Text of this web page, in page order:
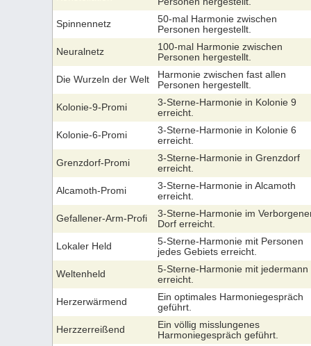
Spinnennetz
50-mal Harmonie zwischen
Personen hergestellt.
Neuralnetz
100-mal Harmonie zwischen
Personen hergestellt.
Die Wurzeln der Welt
Harmonie zwischen fast allen
Personen hergestellt.
Kolonie-9-Promi
3-Sterne-Harmonie in Kolonie 9
erreicht.
Kolonie-6-Promi
3-Sterne-Harmonie in Kolonie 6
erreicht.
Grenzdorf-Promi
3-Sterne-Harmonie in Grenzdorf
erreicht.
Alcamoth-Promi
3-Sterne-Harmonie in Alcamoth
erreicht.
Gefallener-Arm-Profi
3-Sterne-Harmonie im
Dorf erreicht.
Lokaler Held
5-Sterne-Harmonie mit Personen
jedes Gebiets erreicht.
Weltenheld
5-Sterne-Harmonie mit jedermann
erreicht.
Herzerwärmend
Ein optimales Harmoniegespräch
geführt.
Herzzerreißend
Ein völlig misslungenes
Harmoniegespräch geführt.